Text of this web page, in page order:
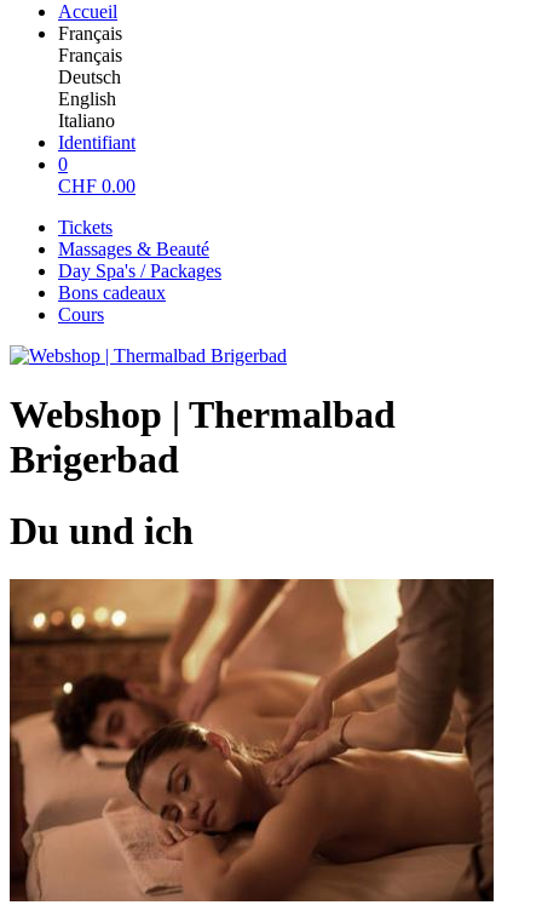
Accueil
Français
Français
Deutsch
English
Italiano
Identifiant
0
CHF 0.00
Tickets
Massages & Beauté
Day Spa's / Packages
Bons cadeaux
Cours
Webshop | Thermalbad
Brigerbad
Du und ich